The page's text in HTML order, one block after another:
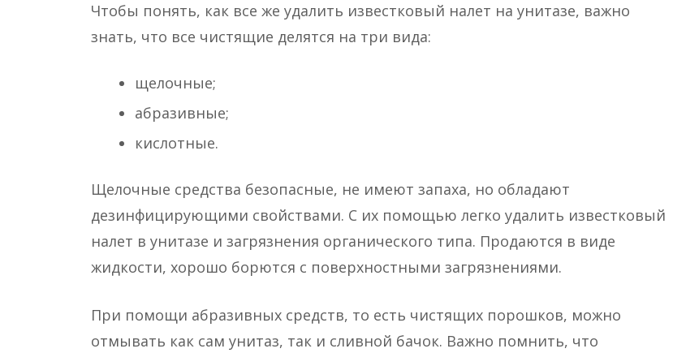
Чтобы понять, как все же удалить известковый налет на унитазе, важно
знать, что все чистящие делятся на три вида:
щелочные;
абразивные;
кислотные.
Щелочные средства безопасные, не имеют запаха, но обладают
дезинфицирующими свойствами. С их помощью легко удалить известковый
налет в унитазе и загрязнения органического типа. Продаются в виде
жидкости, хорошо борются с поверхностными загрязнениями.
При помощи абразивных средств, то есть чистящих порошков, можно
отмывать как сам унитаз, так и сливной бачок. Важно помнить, что